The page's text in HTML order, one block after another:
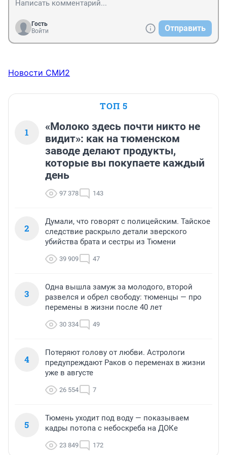
Гость
Войти
Отправить
Новости СМИ2
ТОП 5
1
«Молоко здесь почти никто не
видит»: как на тюменском
заводе делают продукты,
которые вы покупаете каждый
день
97 378 143
2
Думали, что говорят с полицейским. Тайское
следствие раскрыло детали зверского
убийства брата и сестры из Тюмени
39 909 47
3
Одна вышла замуж за молодого, второй
развелся и обрел свободу: тюменцы — про
перемены в жизни после 40 лет
30 334 49
4
Потеряют голову от любви. Астрологи
предупреждают Раков о переменах в жизни
уже в августе
26 554 7
5
Тюмень уходит под воду — показываем
кадры потопа с небоскреба на ДОКе
23 849 172